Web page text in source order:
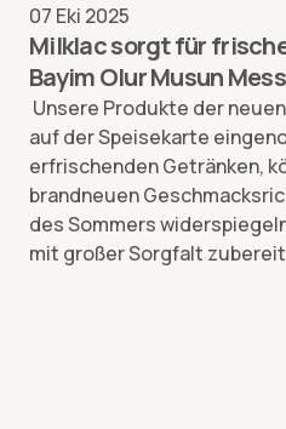
07 Eki 2025
Milklac sorgt für
Bayim Olur Musun
Unsere Produkte der
auf der Speisekarte
erfrischenden Getränken,
brandneuen
des Sommers
mit großer Sorgfalt